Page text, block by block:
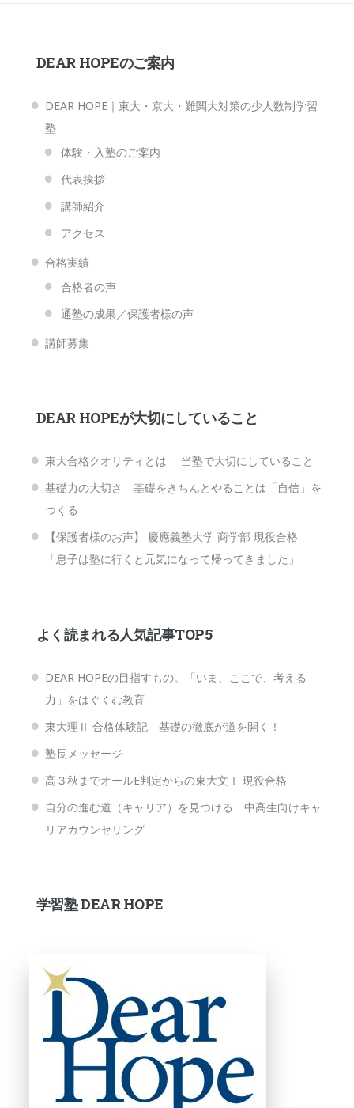
DEAR HOPEのご案内
DEAR HOPE｜東大・京大・難関大対策の少人数制学習
塾
体験・入塾のご案内
代表挨拶
講師紹介
アクセス
合格実績
合格者の声
通塾の成果／保護者様の声
講師募集
DEAR HOPEが大切にしていること
東大合格クオリティとは 当塾で大切にしていること
基礎力の大切さ 基礎をきちんとやることは「自信」を
つくる
【保護者様のお声】 慶應義塾大学 商学部 現役合格
「息子は塾に行くと元気になって帰ってきました」
よく読まれる人気記事TOP5
DEAR HOPEの目指すもの。「いま、ここで、考える
力」をはぐくむ教育
東大理Ⅱ 合格体験記 基礎の徹底が道を開く！
塾長メッセージ
高３秋までオールE判定からの東大文Ⅰ 現役合格
自分の進む道（キャリア）を見つける 中高生向けキャ
リアカウンセリング
学習塾 DEAR HOPE